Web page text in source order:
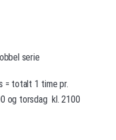
serie
= totalt 1 time pr.
og torsdag kl. 2100